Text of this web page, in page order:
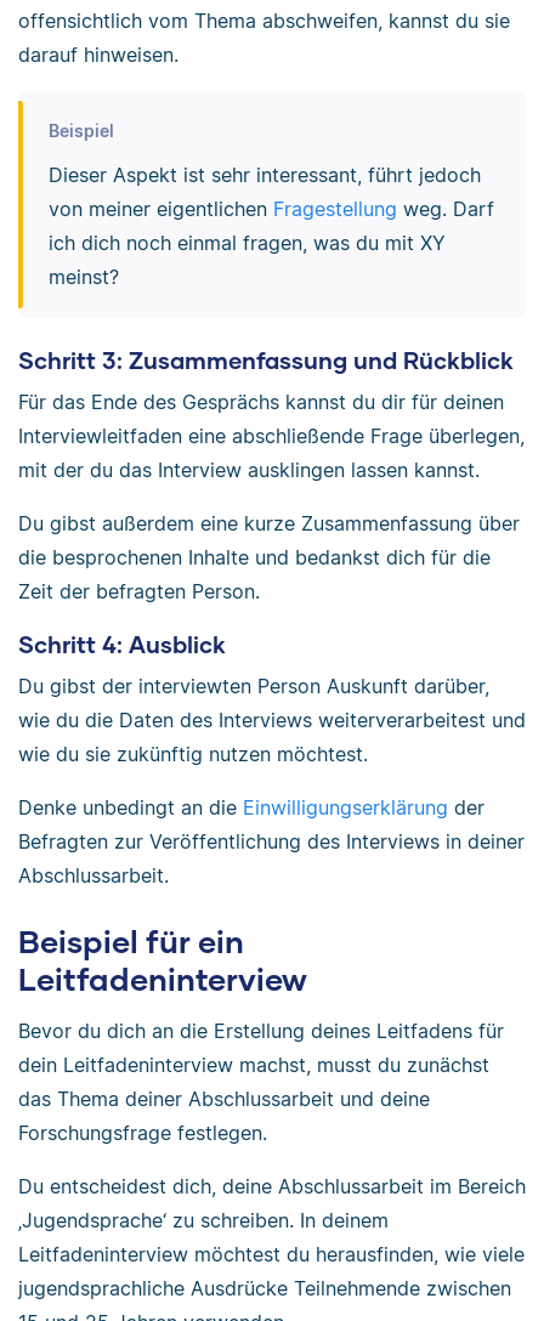
offensichtlich vom Thema abschweifen, kannst du sie
darauf hinweisen.
Beispiel
Dieser Aspekt ist sehr interessant, führt jedoch
von meiner eigentlichen Fragestellung weg. Darf
ich dich noch einmal fragen, was du mit XY
meinst?
Schritt 3: Zusammenfassung und Rückblick
Für das Ende des Gesprächs kannst du dir für deinen
Interviewleitfaden eine abschließende Frage überlegen,
mit der du das Interview ausklingen lassen kannst.
Du gibst außerdem eine kurze Zusammenfassung über
die besprochenen Inhalte und bedankst dich für die
Zeit der befragten Person.
Schritt 4: Ausblick
Du gibst der interviewten Person Auskunft darüber,
wie du die Daten des Interviews weiterverarbeitest und
wie du sie zukünftig nutzen möchtest.
Denke unbedingt an die Einwilligungserklärung der
Befragten zur Veröffentlichung des Interviews in deiner
Abschlussarbeit.
Beispiel für ein
Leitfadeninterview
Bevor du dich an die Erstellung deines Leitfadens für
dein Leitfadeninterview machst, musst du zunächst
das Thema deiner Abschlussarbeit und deine
Forschungsfrage festlegen.
Du entscheidest dich, deine Abschlussarbeit im Bereich
‚Jugendsprache‘ zu schreiben. In deinem
Leitfadeninterview möchtest du herausfinden, wie viele
jugendsprachliche Ausdrücke Teilnehmende zwischen